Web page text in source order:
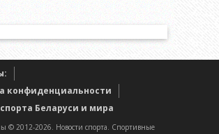
конфиденциальности
Беларуси и мира
© 2012-2026. Новости спорта. Спортивные